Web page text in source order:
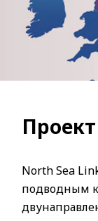
Проект
North Sea
подводным